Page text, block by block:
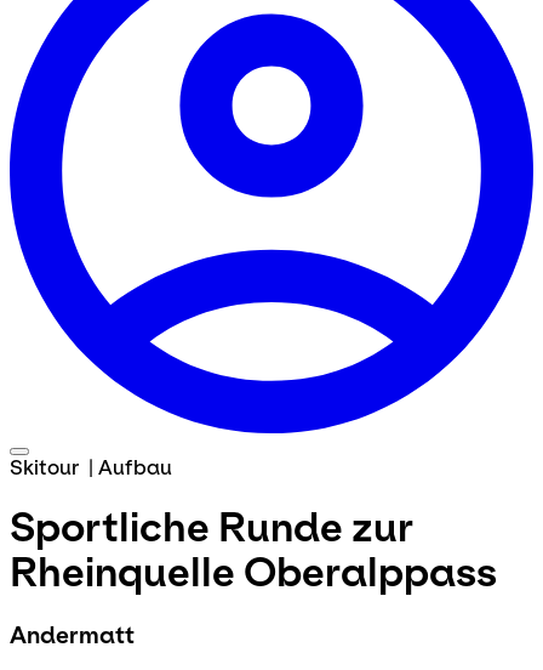
Skitour | Aufbau
Sportliche Runde zur
Rheinquelle Oberalppass
Andermatt